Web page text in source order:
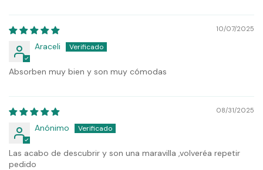
10/07/2025
Araceli
Absorben muy bien y son muy cómodas
08/31/2025
Anónimo
Las acabo de descubrir y son una maravilla ,volveréa repetir
pedido